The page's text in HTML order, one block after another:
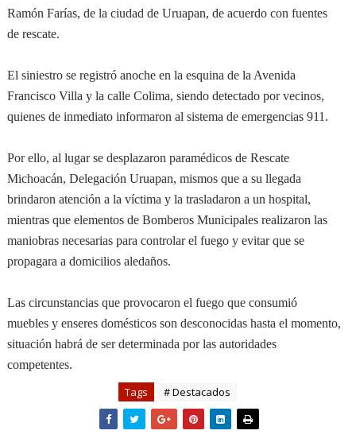
Ramón Farías, de la ciudad de Uruapan, de acuerdo con fuentes
de rescate.
El siniestro se registró anoche en la esquina de la Avenida
Francisco Villa y la calle Colima, siendo detectado por vecinos,
quienes de inmediato informaron al sistema de emergencias 911.
Por ello, al lugar se desplazaron paramédicos de Rescate
Michoacán, Delegación Uruapan, mismos que a su llegada
brindaron atención a la víctima y la trasladaron a un hospital,
mientras que elementos de Bomberos Municipales realizaron las
maniobras necesarias para controlar el fuego y evitar que se
propagara a domicilios aledaños.
Las circunstancias que provocaron el fuego que consumió
muebles y enseres domésticos son desconocidas hasta el momento,
situación habrá de ser determinada por las autoridades
competentes.
Tags # Destacados